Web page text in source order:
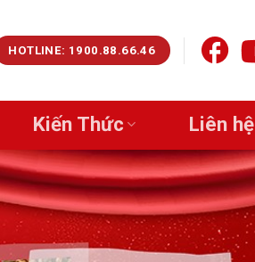
HOTLINE: 1900.88.66.46
Kiến Thức Liên hệ